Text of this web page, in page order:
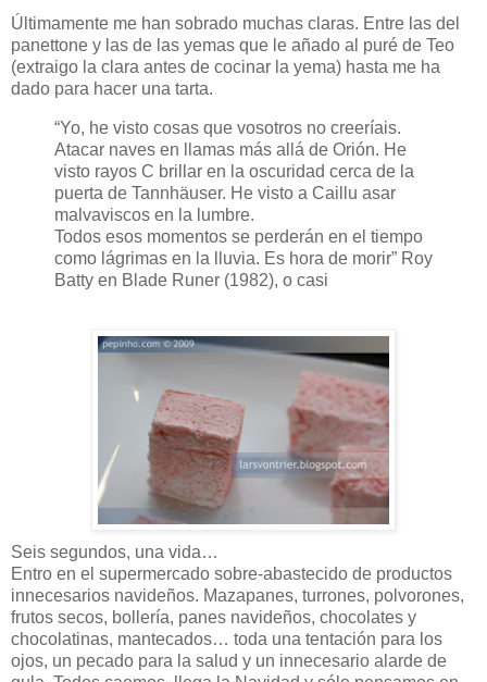
Últimamente me han sobrado muchas claras. Entre las del
panettone y las de las yemas que le añado al puré de Teo
(extraigo la clara antes de cocinar la yema) hasta me ha
dado para hacer una tarta.
“Yo, he visto cosas que vosotros no creeríais.
Atacar naves en llamas más allá de Orión. He
visto rayos C brillar en la oscuridad cerca de la
puerta de Tannhäuser. He visto a Caillu asar
malvaviscos en la lumbre.
Todos esos momentos se perderán en el tiempo
como lágrimas en la lluvia. Es hora de morir” Roy
Batty en Blade Runer (1982), o casi
Seis segundos, una vida…
Entro en el supermercado sobre-abastecido de productos
innecesarios navideños. Mazapanes, turrones, polvorones,
frutos secos, bollería, panes navideños, chocolates y
chocolatinas, mantecados… toda una tentación para los
ojos, un pecado para la salud y un innecesario alarde de